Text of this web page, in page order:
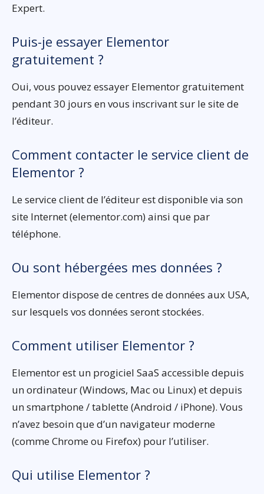
Expert.
Puis-je essayer Elementor
gratuitement ?
Oui, vous pouvez essayer Elementor gratuitement
pendant 30 jours en vous inscrivant sur le site de
l’éditeur.
Comment contacter le service client de
Elementor ?
Le service client de l’éditeur est disponible via son
site Internet (elementor.com) ainsi que par
téléphone.
Ou sont hébergées mes données ?
Elementor dispose de centres de données aux USA,
sur lesquels vos données seront stockées.
Comment utiliser Elementor ?
Elementor est un progiciel SaaS accessible depuis
un ordinateur (Windows, Mac ou Linux) et depuis
un smartphone / tablette (Android / iPhone). Vous
n’avez besoin que d’un navigateur moderne
(comme Chrome ou Firefox) pour l’utiliser.
Qui utilise Elementor ?